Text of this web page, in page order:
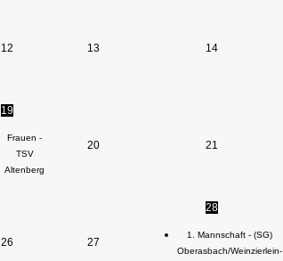
12 13 14
19
Frauen -
TSV
Altenberg
20 21
26 27
28
1. Mannschaft - (SG)
Oberasbach/Weinzierlein-